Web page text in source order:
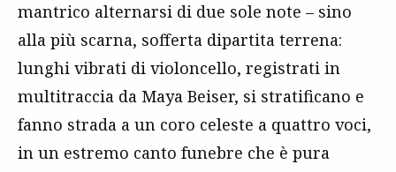
mantrico alternarsi di due sole note – sino
alla più scarna, sofferta dipartita terrena:
lunghi vibrati di violoncello, registrati in
multitraccia da Maya Beiser, si stratificano e
fanno strada a un coro celeste a quattro voci,
in un estremo canto funebre che è pura